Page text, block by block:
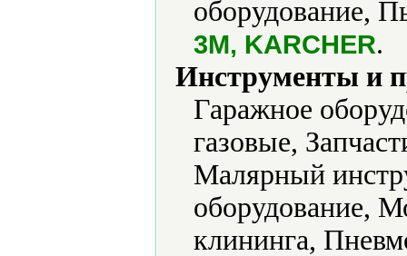
оборудование,
3M, KARCHER.
Инструменты и
Гаражное
газовые,
Малярный
оборудование,
клининга,